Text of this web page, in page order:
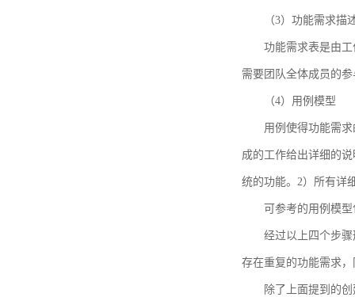
（3）功能需求描
功能需求表是由
需要团队全体成员的
（4）用例模型
用例使得功能需
成的工作给出详细的
统的功能。2）所有详
可参考的用例模
经过以上四个步
存在重复的功能需求
除了上面提到的